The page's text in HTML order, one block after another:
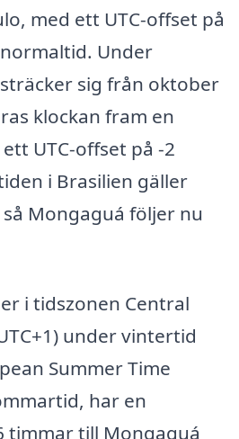
med ett UTC-offset på
Under
sig från oktober
klockan fram en
UTC-offset på -2
i Brasilien gäller
Mongaguá följer nu
i tidszonen Central
under vintertid
Summer Time
har en
timmar till Mongaguá